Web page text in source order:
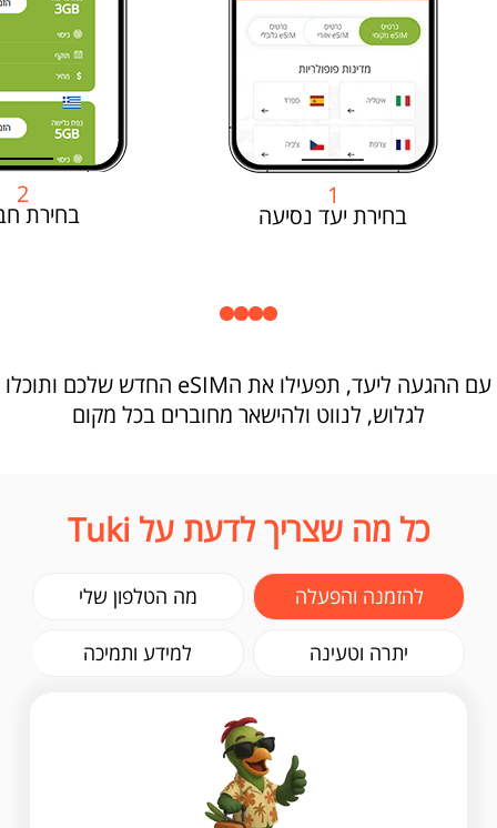
1
בחירת יעד נסיעה
2
בחירת
עם ההגעה ליעד, תפעילו את הeSIM החדש שלכם ותוכלו
לגלוש, לנווט ולהישאר מחוברים בכל מקום
כל מה שצריך לדעת על Tuki
להזמנה והפעלה מה הטלפון שלי
יתרה וטעינה למידע ותמיכה